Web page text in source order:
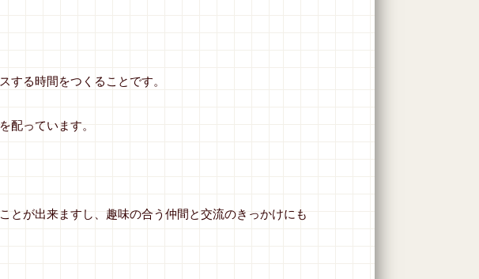
する時間をつくることです。
配っています。
とが出来ますし、趣味の合う仲間と交流のきっかけにも